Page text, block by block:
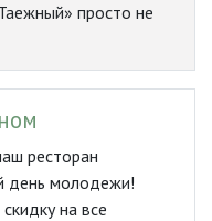
просто не
ресторан
день молодежи!
на все